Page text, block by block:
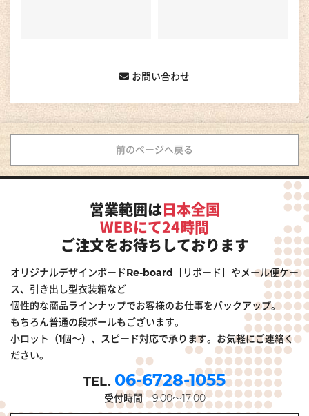
お問い合わせ
前のページへ戻る
営業範囲は日本全国
WEBにて24時間
ご注文をお待ちしております
オリジナルデザインボードRe-board［リボード］やメール便ケー
ス、引き出し型衣装箱など
個性的な商品ラインナップでお客様のお仕事をバックアップ。
もちろん普通の段ボールもございます。
小ロット（1個～）、スピード対応で承ります。お気軽にご連絡く
ださい。
06-6728-1055
受付時間9:00～17:00